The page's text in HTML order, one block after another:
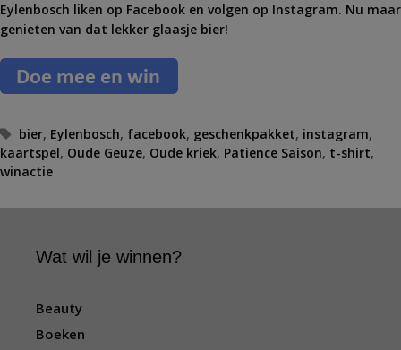
Eylenbosch liken op Facebook en volgen op Instagram. Nu maar
genieten van dat lekker glaasje bier!
T
a
g
bier, Eylenbosch, facebook, geschenkpakket, instagram,
kaartspel, Oude Geuze, Oude kriek, Patience Saison, t-shirt,
winactie
Wat wil je winnen?
Beauty
Boeken